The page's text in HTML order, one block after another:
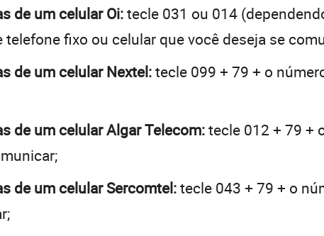
de um celular Oi:tecle 031 ou 014
fixo ou celular que você deseja se
de um celular Nextel:tecle 099 + 79 + o
de um celular Algar Telecom:tecle 012 + 79 +
de um celular Sercomtel:tecle 043 + 79 + o